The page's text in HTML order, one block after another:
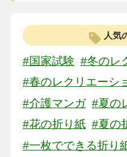
人気
#国家試験 #冬のレ
#春のレクリエーシ
#介護マンガ #夏の
#花の折り紙 #夏の
#一枚でできる折り